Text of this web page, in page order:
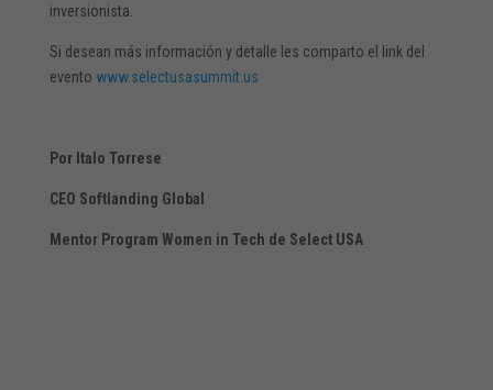
inversionista.
Si desean más información y detalle les comparto el link del
evento www.selectusasummit.us
Por Italo Torrese
CEO Softlanding Global
Mentor Program Women in Tech de Select USA